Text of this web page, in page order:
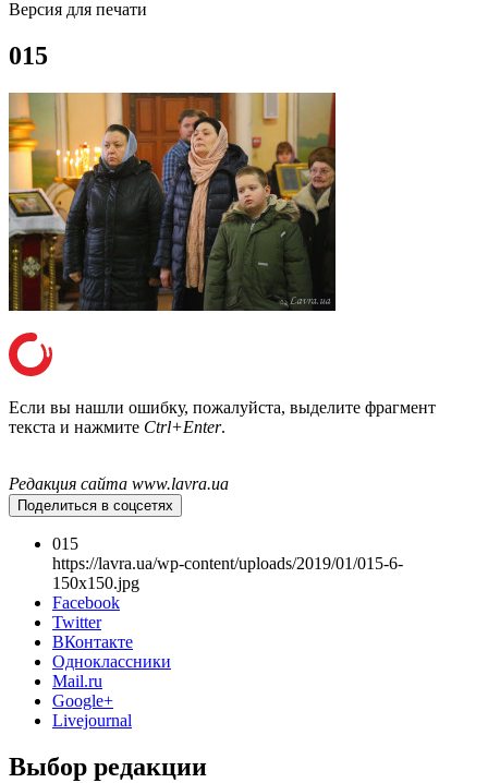
Онлайн трансляции Веб-камеры
12 сентября 2015
12 сентября 2015Название трансляции
12 сентября 2015Название трансляции
12 сентября 2015
12 сентября 2015
Название трансляции
12 сентября 2015Название трансляции
12 сентября 2015
12 сентября 2015
Перейти к архиву
Версия для печати
015
Если вы нашли ошибку, пожалуйста, выделите фрагмент
текста и нажмите Ctrl+Enter.
Редакция сайта www.lavra.ua
Поделиться в соцсетях
015
https://lavra.ua/wp-content/uploads/2019/01/015-6-
150x150.jpg
Facebook
Twitter
ВКонтакте
Одноклассники
Mail.ru
Google+
Livejournal
Выбор редакции